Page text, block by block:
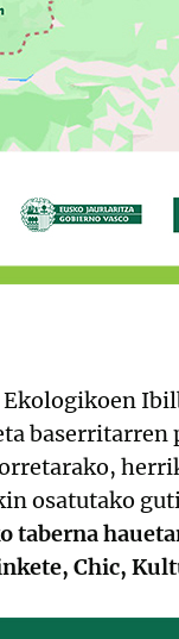
baserritarren
osatutako
Chic,